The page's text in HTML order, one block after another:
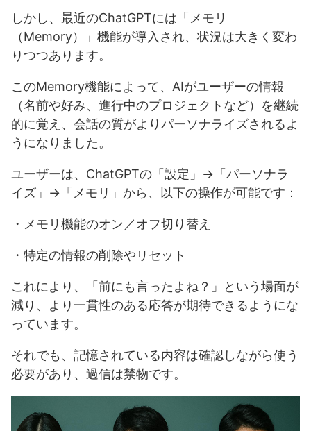
しかし、最近のChatGPTには「メモリ
（Memory）」機能が導入され、状況は大きく変わ
りつつあります。
このMemory機能によって、AIがユーザーの情報
（名前や好み、進行中のプロジェクトなど）を継続
的に覚え、会話の質がよりパーソナライズされるよ
うになりました。
ユーザーは、ChatGPTの「設定」→「パーソナラ
イズ」→「メモリ」から、以下の操作が可能です：
・メモリ機能のオン／オフ切り替え
・特定の情報の削除やリセット
これにより、「前にも言ったよね？」という場面が
減り、より一貫性のある応答が期待できるようにな
っています。
それでも、記憶されている内容は確認しながら使う
必要があり、過信は禁物です。